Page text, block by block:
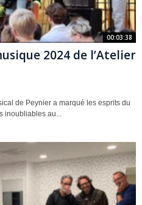
00:03:38
2024 de l’Atelier
de Peynier a marqué les esprits du
inoubliables au...